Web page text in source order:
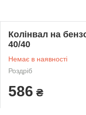
Колінвал на
40/40
Немає в наявності
Роздріб
586 ₴